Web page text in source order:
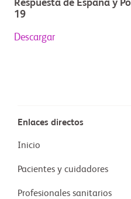
Respuesta de España y
19
Descargar
Enlaces directos
Inicio
Pacientes y cuidadores
Profesionales sanitarios